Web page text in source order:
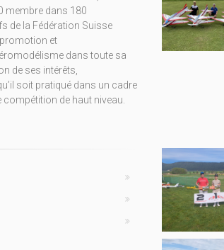
membre dans 180
de la Fédération Suisse
et
dans toute sa
de ses intérêts,
soit pratiqué dans un cadre
de haut niveau.